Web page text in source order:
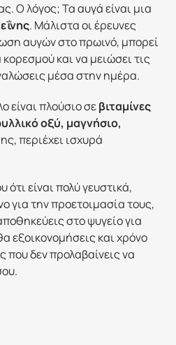
Ο λόγος; Τα αυγά είναι μια
. Μάλιστα οι έρευνες
αυγών στο πρωινό, μπορεί
και να μειώσει τις
μέσα στην ημέρα.
είναι πλούσιο σεβιταμίνες
οξύ, μαγνήσιο,
περιέχει ισχυρά
είναι πολύ γευστικά,
για την προετοιμασία τους,
στο ψυγείο για
εξοικονομήσεις και χρόνο
που δεν προλαβαίνεις να